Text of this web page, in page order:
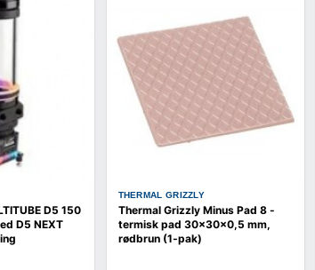
D5 150
D5 NEXT
THERMAL GRIZZLY
Thermal Grizzly Minus Pad 8 -
termisk pad 30×30×0,5 mm,
rødbrun (1‑pak)